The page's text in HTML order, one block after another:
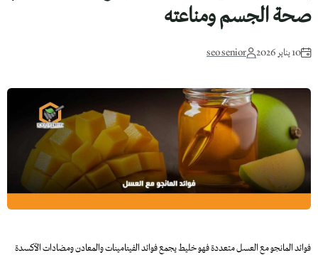
صحة الجسم ومناعته
10 يناير 2026 seo senior
فوائد المانجو مع العسل متعددة فهو خليط يجمع فوائد الفيتامينات والمعادن ومضادات الأكسدة